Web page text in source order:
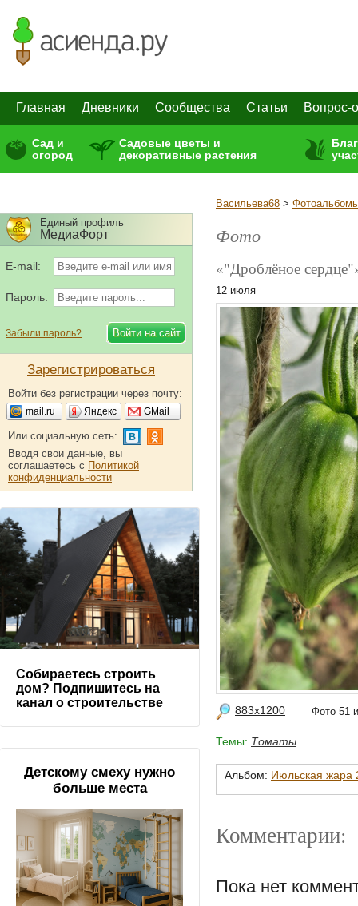
Главная Дневники Сообщества Статьи Вопрос-
Сад и
огород
Садовые цветы и
декоративные растения
Васильева68 >
Фото
«"Дроблёное
12 июля
883x1200 Фото
Темы: Томаты
Альбом: Июльская жара
Комментарии:
Пока нет
Единый профиль
МедиаФорт
E-mail:
Пароль:
Забыли пароль?
Зарегистрироваться
Войти без регистрации через почту:
mail.ru Яндекс GMail
Или социальную сеть:
Вводя свои данные, вы
соглашаетесь с Политикой
конфиденциальности
Собираетесь строить
дом? Подпишитесь на
канал о строительстве
Детскому смеху нужно
больше места